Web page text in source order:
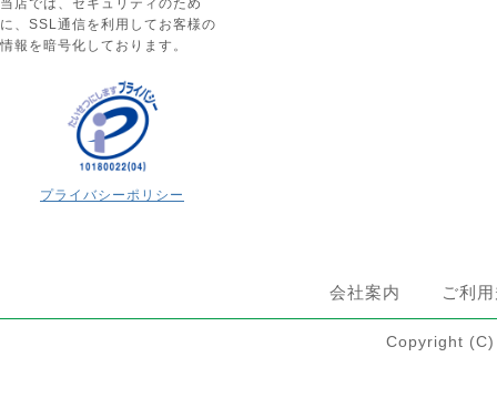
当店では、セキュリティのため
に、SSL通信を利用してお客様の
情報を暗号化しております。
プライバシーポリシー
会社案内 ご利
Copyright